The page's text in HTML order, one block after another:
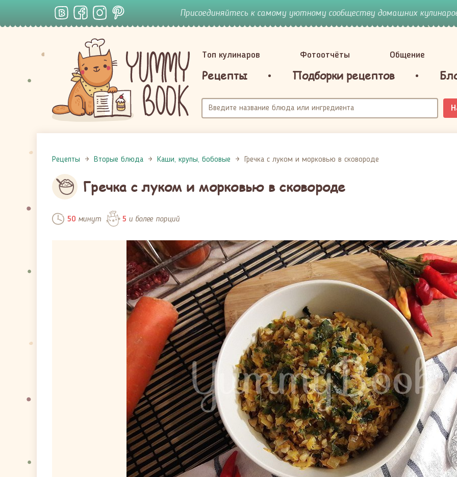
Присоединяйтесь к самому уютному сообществу домашних
Топ кулинаров Фотоотчёты Общение
Рецепты Подборки рецептов
Рецепты Вторые блюда Каши, крупы, бобовые Гречка с луком и морковью в сковороде
Гречка с луком и морковью в сковороде
50минут 5 и более порций